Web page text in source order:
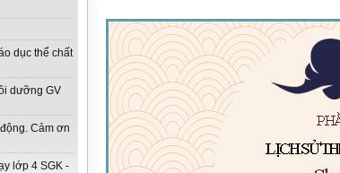
dục thể chất
dưỡng GV
Cảm ơn
lớp 4 SGK -